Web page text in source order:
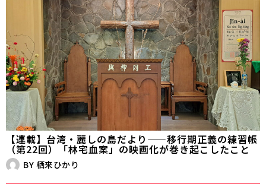
【連載】台湾・麗しの島だより——移行期正義の練習帳
（第22回）「林宅血案」の映画化が巻き起こしたこと
BY 栖来ひかり